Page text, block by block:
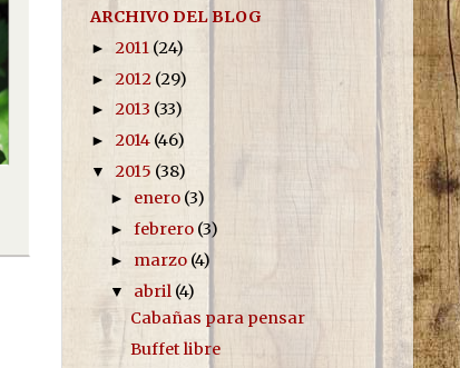
ARCHIVO DEL BLOG
► 2011 (24)
► 2012 (29)
► 2013 (33)
► 2014 (46)
▼ 2015 (38)
► enero (3)
►febrero (3)
► marzo (4)
▼ abril (4)
Cabañas para pensar
Buffet libre